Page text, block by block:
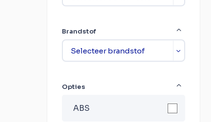
Brandstof
Opties
ABS